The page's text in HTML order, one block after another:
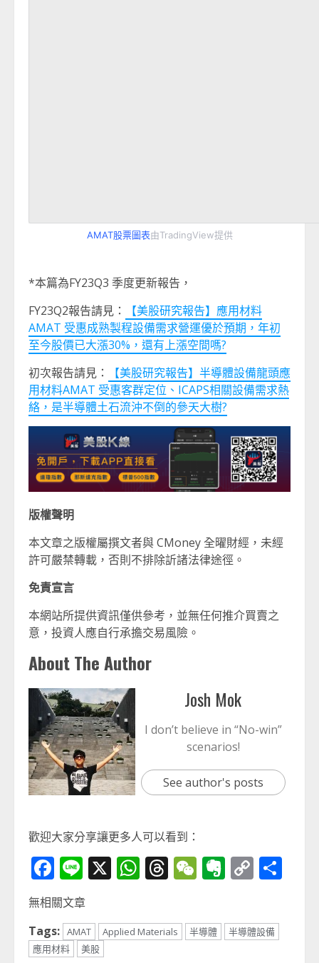
AMAT股票圖表由TradingView提供
*本篇為FY23Q3 季度更新報告，
FY23Q2報告請見：
【美股研究報告】應用材料
AMAT 受惠成熟製程設備需求營運優於預期，年初
至今股價已大漲30%，還有上漲空間嗎?
初次報告請見：
【美股研究報告】半導體設備龍頭應
用材料AMAT 受惠客群定位、ICAPS相關設備需求熱
絡，是半導體土石流沖不倒的參天大樹?
版權聲明
本文章之版權屬撰文者與 CMoney 全曜財經，未經
許可嚴禁轉載，否則不排除訢諸法律途徑。
免責宣言
本網站所提供資訊僅供參考，並無任何推介買賣之
意，投資人應自行承擔交易風險。
About The Author
Josh Mok
I don’t believe in “No-win”
scenarios!
See author's posts
歡迎大家分享讓更多人可以看到：
Facebook
Line
X WhatsApp
Threads
WeChat
Evernote
Copy
無相關文章
Tags: AMAT Applied Materials 半導體
半導體設備
應用材料
美股